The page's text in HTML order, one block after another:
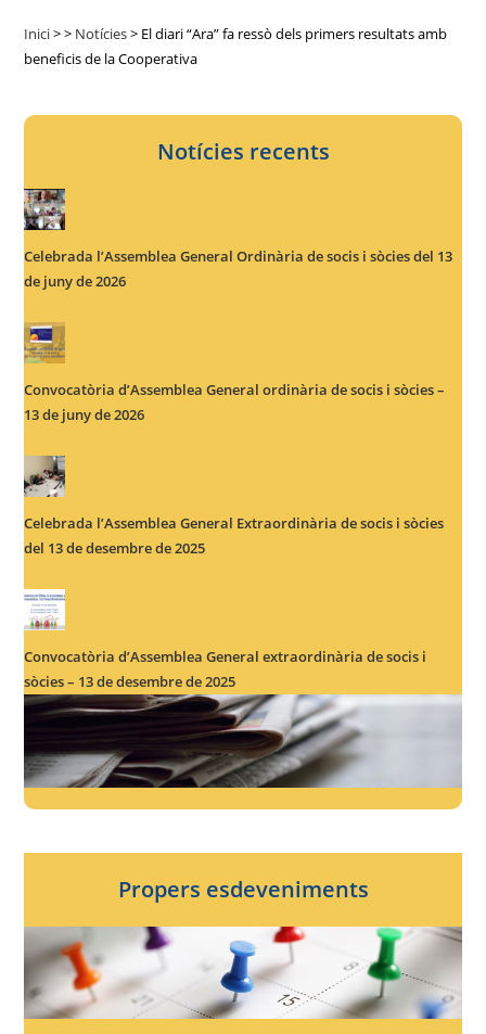
Inici>> Notícies> El diari “Ara” fa ressò dels primers resultats amb
beneficis de la Cooperativa
Notícies recents
Celebrada l’Assemblea General Ordinària de socis i sòcies del 13
de juny de 2026
Convocatòria d’Assemblea General ordinària de socis i sòcies –
13 de juny de 2026
Celebrada l’Assemblea General Extraordinària de socis i sòcies
del 13 de desembre de 2025
Convocatòria d’Assemblea General extraordinària de socis i
sòcies – 13 de desembre de 2025
Propers esdeveniments